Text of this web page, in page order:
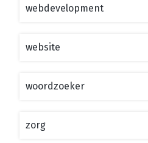
webdevelopment
website
woordzoeker
zorg